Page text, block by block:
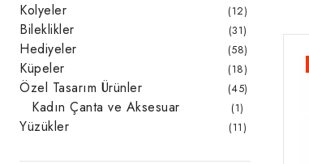
Kolyeler 1212
ürün
Bileklikler 3131
ürün
Hediyeler 5858
ürün
Küpeler 1818
ürün
Özel Tasarım Ürünler 4545
Kadın Çanta ve Aksesuar 11
ürün
Yüzükler 1111